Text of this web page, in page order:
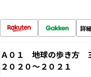
詳
Ａ０１ 地球の歩き方
２０２０～２０２１